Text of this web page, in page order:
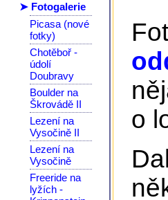
➤ Fotogalerie
Picasa (nové
fotky)
Chotěboř -
údolí
Doubravy
Boulder na
Škrovádě II
Lezení na
Vysočině II
Lezení na
Vysočině
Freeride na
lyžích -
o